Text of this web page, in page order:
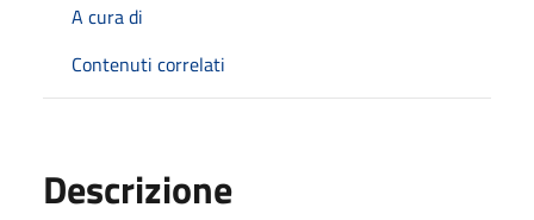
A cura di
Contenuti correlati
Descrizione